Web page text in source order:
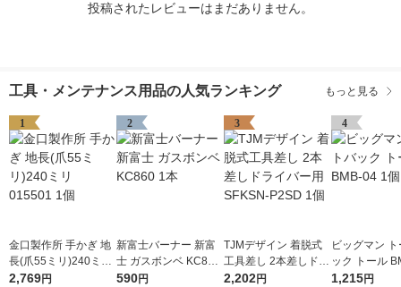
投稿されたレビューはまだありません。
工具・メンテナンス用品の人気ランキング もっと見る
1
金口製作所 手かぎ 地
長(爪55ミリ)240ミリ
015501 1個
2,769円
2
新富士バーナー 新富
士 ガスボンベ KC860
1本
590円
3
TJMデザイン 着脱式
工具差し 2本差しドラ
イバー用 SFKSN-P2S
2,202円
4
ビッグマン
ック トール
個
1,215円